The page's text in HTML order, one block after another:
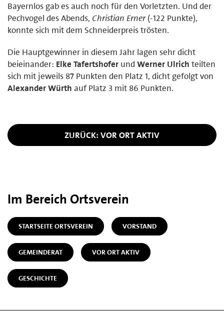
Bayernlos gab es auch noch für den Vorletzten. Und der
Pechvogel des Abends, Christian Erner(-122 Punkte),
konnte sich mit dem Schneiderpreis trösten.
Die Hauptgewinner in diesem Jahr lagen sehr dicht
beieinander: Elke Tafertshofer und Werner Ulrich teilten
sich mit jeweils 87 Punkten den Platz 1, dicht gefolgt von
Alexander Würth auf Platz 3 mit 86 Punkten.
ZURÜCK: VOR ORT AKTIV
Im Bereich Ortsverein
STARTSEITE ORTSVEREIN VORSTAND
GEMEINDERAT VOR ORT AKTIV
GESCHICHTE